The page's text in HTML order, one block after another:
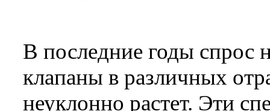
В последние годы спрос
клапаны в различных
неуклонно растет. Эти